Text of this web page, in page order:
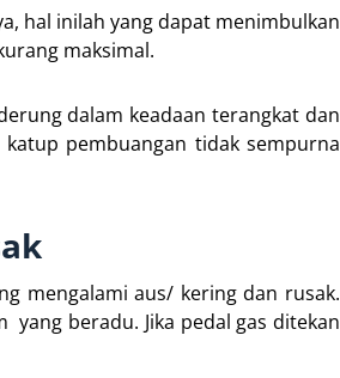
hal inilah yang dapat menimbulkan
maksimal.
dalam keadaan terangkat dan
pembuangan tidak sempurna
mengalami aus/ kering dan rusak.
beradu. Jika pedal gas ditekan